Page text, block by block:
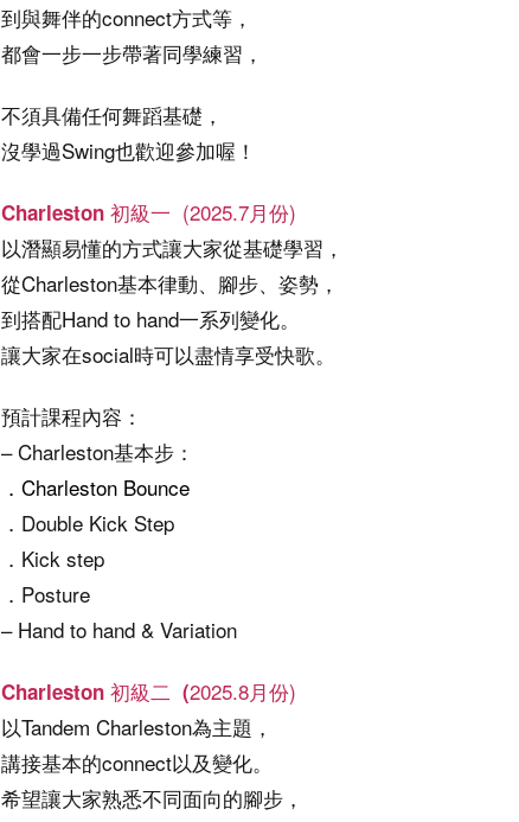
到與舞伴的connect方式等，
都會一步一步帶著同學練習，
不須具備任何舞蹈基礎，
沒學過Swing也歡迎參加喔！
Charleston 初級一 (2025.7月份)
以潛顯易懂的方式讓大家從基礎學習，
從Charleston基本律動、腳步、姿勢，
到搭配Hand to hand一系列變化。
讓大家在social時可以盡情享受快歌。
預計課程內容：
– Charleston基本步：
．Charleston Bounce
．Double Kick Step
．Kick step
．Posture
– Hand to hand & Variation
Charleston 初級二 (2025.8月份)
以Tandem Charleston為主題，
講接基本的connect以及變化。
希望讓大家熟悉不同面向的腳步，